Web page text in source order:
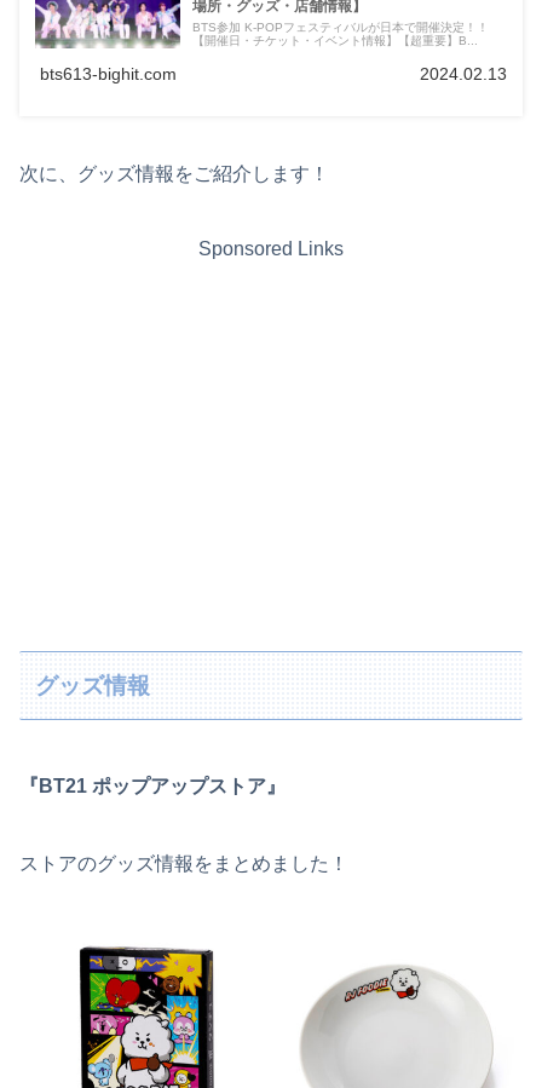
場所・グッズ・店舗情報】
BTS参加 K-POPフェスティバルが日本で開催決定！！
【開催日・チケット・イベント情報】【超重要】B...
bts613-bighit.com 2024.02.13
次に、グッズ情報をご紹介します！
Sponsored Links
グッズ情報
『BT21 ポップアップストア』
ストアのグッズ情報をまとめました！